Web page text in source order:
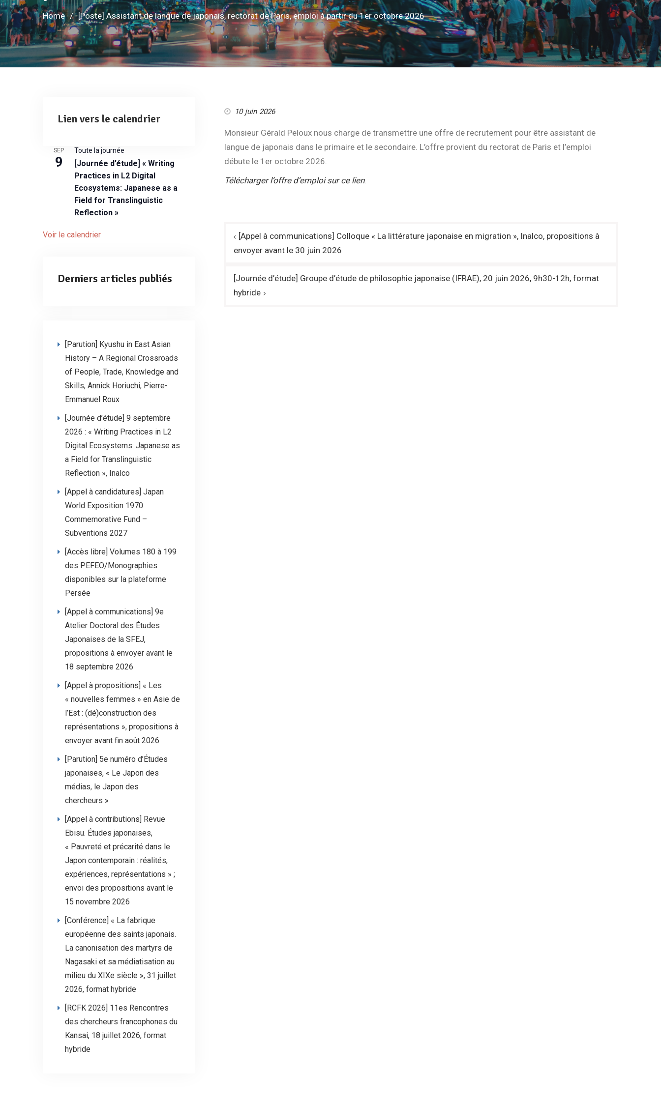
Home [Poste] Assistant de langue de japonais, rectorat de Paris, emploi à partir du 1er octobre 2026
10 juin 2026
Monsieur Gérald Peloux nous charge de transmettre une offre de recrutement pour être assistant de
langue de japonais dans le primaire et le secondaire. L’offre provient du rectorat de Paris et l’emploi
débute le 1er octobre 2026.
Télécharger l’offre d’emploi sur ce lien.
Navigation
de
[Appel à communications] Colloque « La littérature japonaise en migration », Inalco, propositions à
envoyer avant le 30 juin 2026
[Journée d’étude] Groupe d’étude de philosophie japonaise (IFRAE), 20 juin 2026, 9h30-12h, format
hybride
Lien vers le calendrier
SEP
9
Toute la journée
[Journée d’étude] « Writing
Practices in L2 Digital
Ecosystems: Japanese as a
Field for Translinguistic
Reflection »
Voir le calendrier
Derniers articles publiés
[Parution] Kyushu in East Asian
History – A Regional Crossroads
of People, Trade, Knowledge and
Skills, Annick Horiuchi, Pierre-
Emmanuel Roux
[Journée d’étude] 9 septembre
2026 : « Writing Practices in L2
Digital Ecosystems: Japanese as
a Field for Translinguistic
Reflection », Inalco
[Appel à candidatures] Japan
World Exposition 1970
Commemorative Fund –
Subventions 2027
[Accès libre] Volumes 180 à 199
des PEFEO/Monographies
disponibles sur la plateforme
Persée
[Appel à communications] 9e
Atelier Doctoral des Études
Japonaises de la SFEJ,
propositions à envoyer avant le
18 septembre 2026
[Appel à propositions] « Les
« nouvelles femmes » en Asie de
l’Est : (dé)construction des
représentations », propositions à
envoyer avant fin août 2026
[Parution] 5e numéro d’Études
japonaises, « Le Japon des
médias, le Japon des
chercheurs »
[Appel à contributions] Revue
Ebisu. Études japonaises,
« Pauvreté et précarité dans le
Japon contemporain : réalités,
expériences, représentations » ;
envoi des propositions avant le
15 novembre 2026
[Conférence] « La fabrique
européenne des saints japonais.
La canonisation des martyrs de
Nagasaki et sa médiatisation au
milieu du XIXe siècle », 31 juillet
2026, format hybride
[RCFK 2026] 11es Rencontres
des chercheurs francophones du
Kansai, 18 juillet 2026, format
hybride